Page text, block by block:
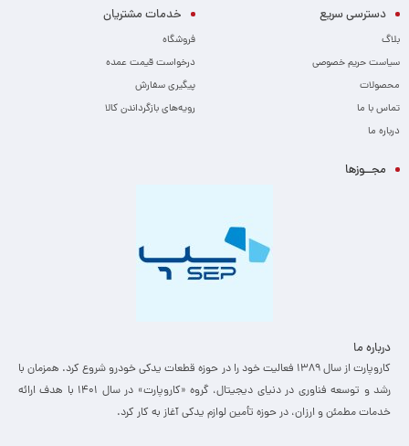
دسترسی سریع
بلاگ
سیاست حریم خصوصی
محصولات
تماس با ما
درباره ما
خدمات مشتریان
فروشگاه
درخواست قیمت عمده
پیگیری سفارش
رویه‌های بازگرداندن کالا
مجــوزها
درباره ما
کاروپارت از سال ۱۳۸۹ فعالیت خود را در حوزه قطعات یدکی خودرو شروع کرد. همزمان با
رشد و توسعه فناوری در دنیای دیجیتال، گروه «کاروپارت» در سال ۱۴۰۱ با هدف ارائه
خدمات مطمئن و ارزان، ­در حوزه تأمین لوازم یدکی آغاز به کار کرد.